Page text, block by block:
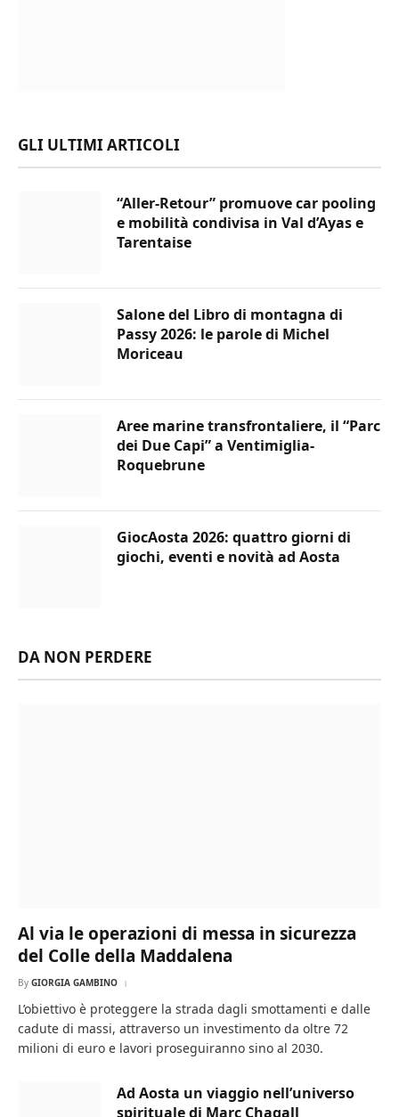
GLI ULTIMI ARTICOLI
“Aller-Retour” promuove car pooling
e mobilità condivisa in Val d’Ayas e
Tarentaise
Salone del Libro di montagna di
Passy 2026: le parole di Michel
Moriceau
Aree marine transfrontaliere, il “Parc
dei Due Capi” a Ventimiglia-
Roquebrune
GiocAosta 2026: quattro giorni di
giochi, eventi e novità ad Aosta
DA NON PERDERE
Al via le operazioni di messa in sicurezza
del Colle della Maddalena
By GIORGIA GAMBINO
L’obiettivo è proteggere la strada dagli smottamenti e dalle
cadute di massi, attraverso un investimento da oltre 72
milioni di euro e lavori proseguiranno sino al 2030.
Ad Aosta un viaggio nell’universo
spirituale di Marc Chagall